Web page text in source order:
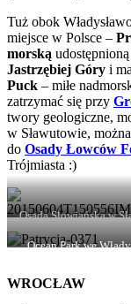
Tuż obok
miejsce w Polsce –
morską
Jastrzębiej Góry i
Puck – miłe
zatrzymać się przy
twory geologiczne,
w Sławutowie,
do Osady Łowców
Trójmiasta :)
Osada Słowiańska w
Ocean Park we
WROCŁAW